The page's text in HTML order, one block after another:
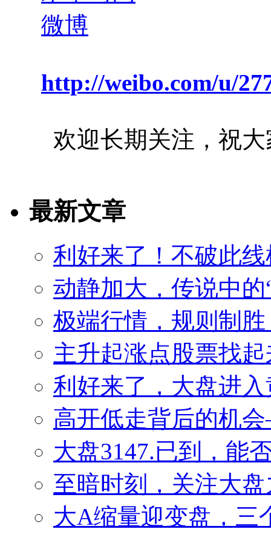
http://weibo.com/u/
欢迎长期关注，祝大
最新文章
利好来了！不破此
动静加大，传说中的
极端行情，规则制胜
主升起涨点股票找
利好来了，大盘进
高开低走背后的机
大盘3147.已到，能
至暗时刻，关注大
大A缩量迎变盘，三